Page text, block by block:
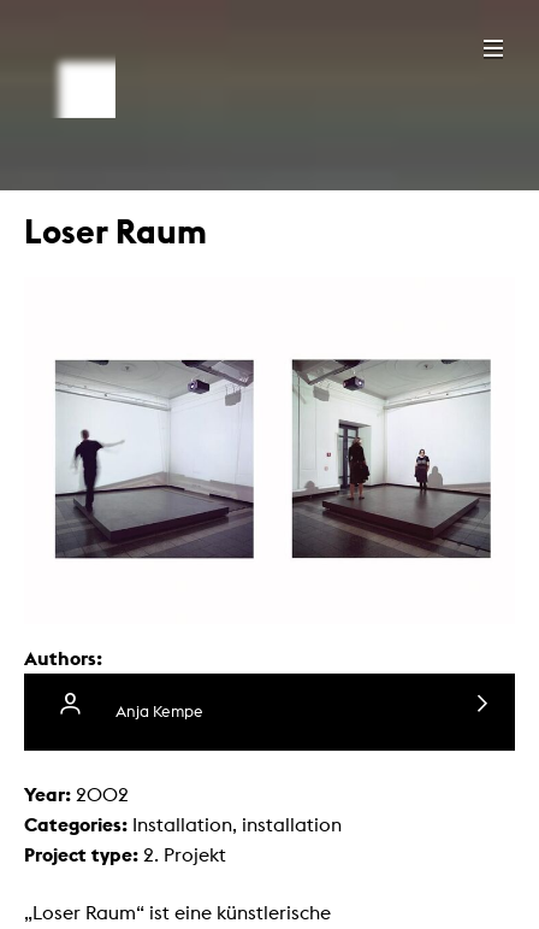
Loser Raum
Authors:
Anja Kempe
Year: 2002
Categories: Installation, installation
Project type: 2. Projekt
„Loser Raum“ ist eine künstlerische